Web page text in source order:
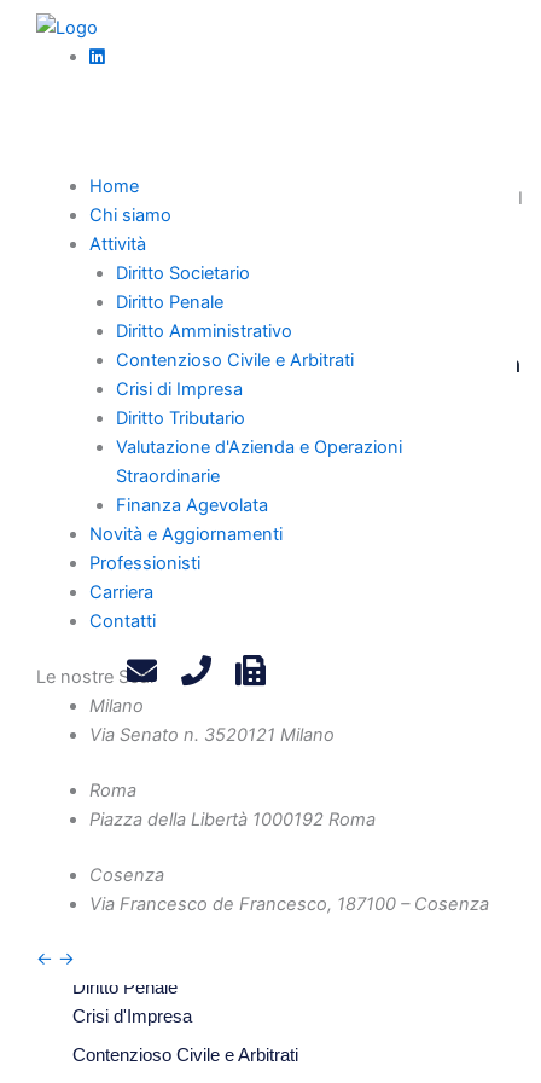
Home
Chi siamo
Attività
Diritto Societario
Diritto Penale
Diritto Amministrativo
Contenzioso Civile e Arbitrati
Crisi di Impresa
Diritto Tributario
Valutazione d'Azienda e Operazioni
Straordinarie
Finanza Agevolata
Novità e Aggiornamenti
Professionisti
Carriera
Contatti
Le nostre Sedi
Milano
Via Senato n. 3520121 Milano
Roma
Piazza della Libertà 1000192 Roma
Cosenza
Via Francesco de Francesco, 187100 – Cosenza
← →
La Corte di Cassazione – ordinanza n. 30725 del 2023 Sez. I
Civile – ha ribadito un principio cardine in materia di diritto
societario, fornendo una chiave interpretativa.
Finanza agevolata News
Agevolazioni Fiscali per le Aziende in Crisi: Un
Chiarimento Determinante
Home
Chi Siamo
Professionisti
Novità e Aggiornamenti
Carriera
Contatti
Legals
Diritto Societario
Diritto Tributario
Diritto Penale
Crisi d'Impresa
Contenzioso Civile e Arbitrati